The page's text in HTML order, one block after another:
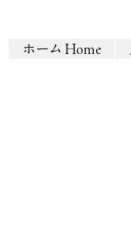
ホーム Home